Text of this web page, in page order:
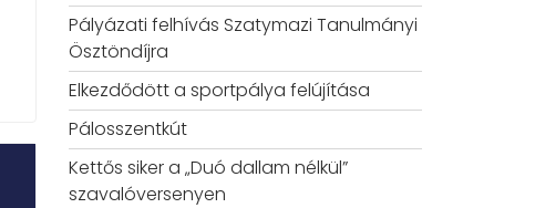
Pályázati felhívás Szatymazi Tanulmányi
Ösztöndíjra
Elkezdődött a sportpálya felújítása
Pálosszentkút
Kettős siker a „Duó dallam nélkül”
szavalóversenyen